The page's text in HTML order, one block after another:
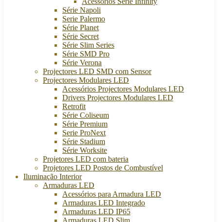
Série Napoli
Serie Palermo
Série Planet
Série Secret
Série Slim Series
Série SMD Pro
Série Verona
Projectores LED SMD com Sensor
Projectores Modulares LED
Acessórios Projectores Modulares LED
Drivers Projectores Modulares LED
Retrofit
Série Coliseum
Série Premium
Serie ProNext
Série Stadium
Série Worksite
Projetores LED com bateria
Projetores LED Postos de Combustível
Iluminação Interior
Armaduras LED
Acessórios para Armadura LED
Armaduras LED Integrado
Armaduras LED IP65
Armaduras LED Slim